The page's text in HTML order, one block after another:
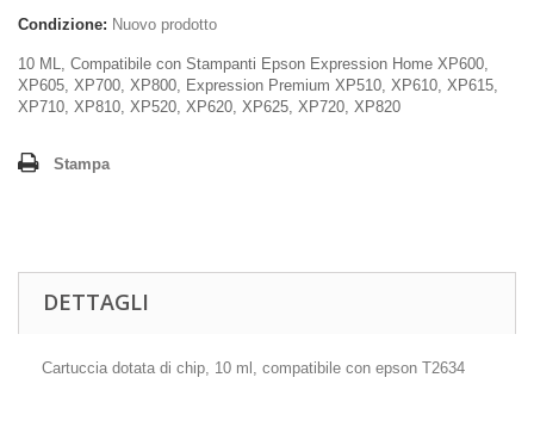
Condizione: Nuovo prodotto
10 ML, Compatibile con Stampanti Epson Expression Home XP600,
XP605, XP700, XP800, Expression Premium XP510, XP610, XP615,
XP710, XP810, XP520, XP620, XP625, XP720, XP820
Stampa
DETTAGLI
Cartuccia dotata di chip, 10 ml, compatibile con epson T2634